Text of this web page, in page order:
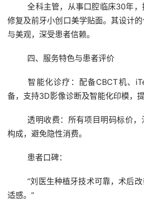
	全科主管，从事口腔临床30年，擅长全口烤瓷冠美学
修复及前牙小创口美学贴面。其设计
与美观，深受患者信赖。
	四、服务特色与患者评价
	智能化诊疗：配备CBCT机、iTero口内扫描仪等设
备，支持3D影像诊断及智能化印模，提
构成，避免隐性消费。
	患者口碑：
	“刘医生种植牙技术可靠，术后改善比较快，全程无不
适感。”